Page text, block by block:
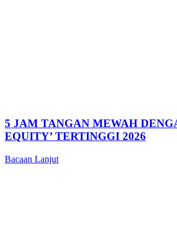
5 JAM TANGAN MEWAH
EQUITY’ TERTINGGI 2026
Bacaan Lanjut